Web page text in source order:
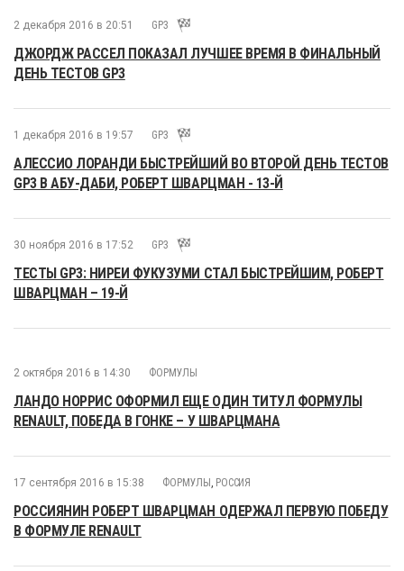
2 декабря 2016 в 20:51 GP3
ДЖОРДЖ РАССЕЛ ПОКАЗАЛ ЛУЧШЕЕ ВРЕМЯ В ФИНАЛЬНЫЙ
ДЕНЬ ТЕСТОВ GP3
1 декабря 2016 в 19:57 GP3
АЛЕССИО ЛОРАНДИ БЫСТРЕЙШИЙ ВО ВТОРОЙ ДЕНЬ ТЕСТОВ
GP3 В АБУ-ДАБИ, РОБЕРТ ШВАРЦМАН - 13-Й
30 ноября 2016 в 17:52 GP3
ТЕСТЫ GP3: НИРЕИ ФУКУЗУМИ СТАЛ БЫСТРЕЙШИМ, РОБЕРТ
ШВАРЦМАН – 19-Й
2 октября 2016 в 14:30 ФОРМУЛЫ
ЛАНДО НОРРИС ОФОРМИЛ ЕЩЕ ОДИН ТИТУЛ ФОРМУЛЫ
RENAULT, ПОБЕДА В ГОНКЕ – У ШВАРЦМАНА
17 сентября 2016 в 15:38 ФОРМУЛЫ , РОССИЯ
РОССИЯНИН РОБЕРТ ШВАРЦМАН ОДЕРЖАЛ ПЕРВУЮ ПОБЕДУ
В ФОРМУЛЕ RENAULT